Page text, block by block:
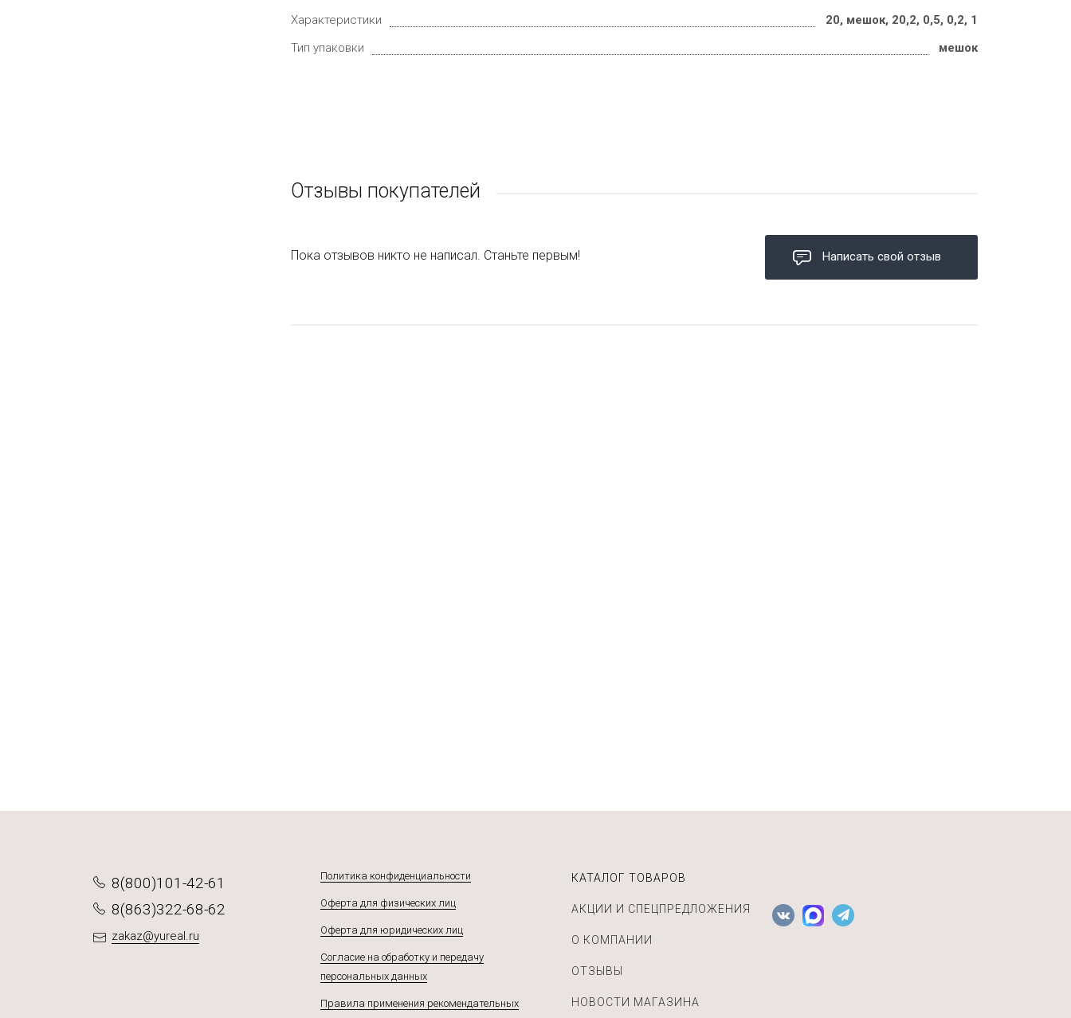
Характеристики
20, мешок, 20,2, 0,5, 0,2, 1
Тип упаковки
мешок
Отзывы покупателей
Написать свой отзыв
Пока отзывов никто не написал. Станьте первым!
8(800)101-42-61
8(863)322-68-62
zakaz@yureal.ru
Политика конфиденциальности
Оферта для физических лиц
Оферта для юридических лиц
Согласие на обработку и передачу
персональных данных
Правила применения рекомендательных
КАТАЛОГ ТОВАРОВ
АКЦИИ И СПЕЦПРЕДЛОЖЕНИЯ
О КОМПАНИИ
ОТЗЫВЫ
НОВОСТИ МАГАЗИНА